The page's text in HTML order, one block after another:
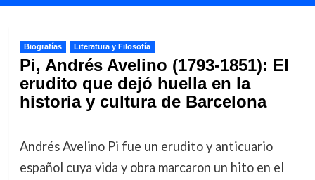
Biografías Literatura y Filosofía
Pi, Andrés Avelino (1793-1851): El
erudito que dejó huella en la
historia y cultura de Barcelona
Andrés Avelino Pi fue un erudito y anticuario
español cuya vida y obra marcaron un hito en el